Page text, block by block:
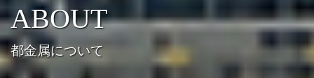
ABOUT
都金属について